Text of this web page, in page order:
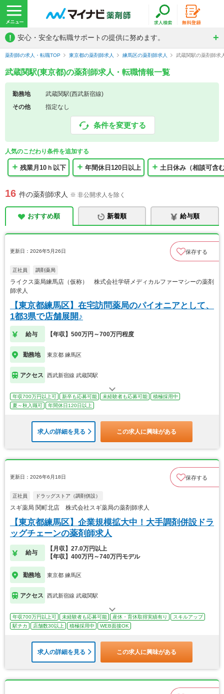
! 安心・安全な転職サポートの提供に努めます。
薬剤師の求人・転職TOP 東京都の薬剤師求人 練馬区の薬剤師求人 武蔵関駅の薬剤師求
武蔵関駅(東京都)の薬剤師求人・転職情報一覧
勤務地
武蔵関駅(西武新宿線)
その他
指定なし
条件を変更する
人気のこだわり条件を追加する
残業月10ｈ以下 年間休日120日以上 土日休み（相談可含
16 件の薬剤師求人 ※ 非公開求人を除く
おすすめ順 新着順 給与順
更新日：2026年5月26日 保存する
正社員 調剤薬局
ライクス薬局練馬店（仮称） 株式会社学研メディカルファーマシーの薬剤
師求人
【東京都練馬区】在宅訪問薬局のパイオニアとして、
1都3県で店舗展開♪
給与 【年収】500万円～700万円程度
勤務地 東京都 練馬区
アクセス 西武新宿線 武蔵関駅
年収700万円以上可 新卒も応募可能 未経験者も応募可能
積極採用中
夏～秋入職可
年間休日120日以上
求人の詳細を見る この求人に興味がある
更新日：2026年6月18日 保存する
正社員 ドラッグストア（調剤併設）
スギ薬局 関町北店 株式会社スギ薬局の薬剤師求人
【東京都練馬区】企業規模拡大中！大手調剤併設ドラ
ッグチェーンの薬剤師求人
給与
【月収】27.0万円以上
【年収】400万円～740万円モデル
勤務地 東京都 練馬区
アクセス 西武新宿線 武蔵関駅
年収700万円以上可 未経験者も応募可能 産休・育休取得実績有り
スキルアップ
駅チカ
店舗数30以上 積極採用中 WEB面接OK
求人の詳細を見る この求人に興味がある